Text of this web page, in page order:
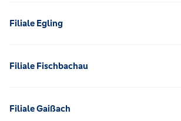
Filiale Egling
Filiale Fischbachau
Filiale Gaißach